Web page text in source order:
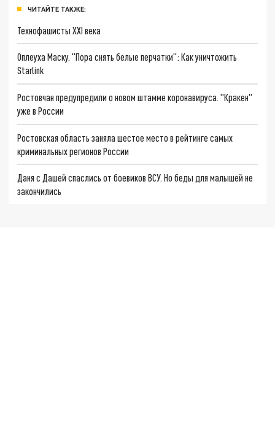
ЧИТАЙТЕ ТАКЖЕ:
Технофашисты XXI века
Оплеуха Маску. "Пора снять белые перчатки": Как уничтожить
Starlink
Ростовчан предупредили о новом штамме коронавируса. "Кракен"
уже в России
Ростовская область заняла шестое место в рейтинге самых
криминальных регионов России
Даня с Дашей спаслись от боевиков ВСУ. Но беды для малышей не
закончились